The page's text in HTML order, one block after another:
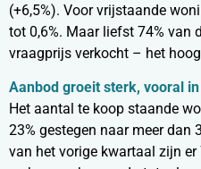
(+6,5%). Voor vrijstaande
tot 0,6%. Maar liefst 74% van
vraagprijs verkocht – het
Aanbod groeit sterk, vooral
Het aantal te koop staande
23% gestegen naar meer dan
van het vorige kwartaal zijn